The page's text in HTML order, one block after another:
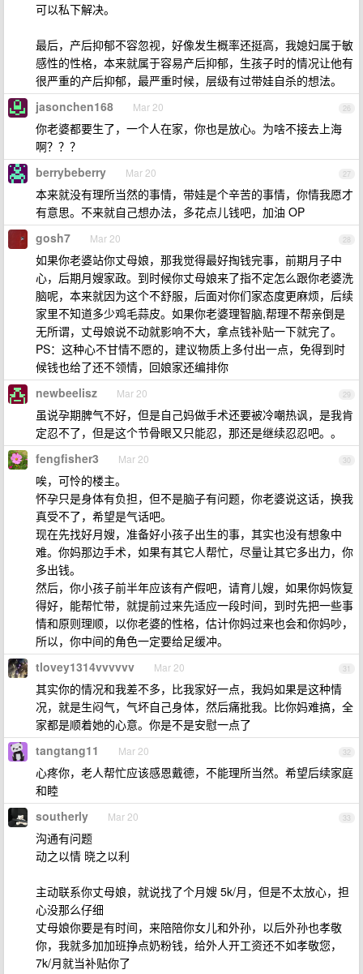
可以私下解决。
最后，产后抑郁不容忽视，好像发生概率还挺高，我媳妇属于敏
感性的性格，本来就属于容易产后抑郁，生孩子时的情况让他有
很严重的产后抑郁，最严重时候，层级有过带娃自杀的想法。
26
jasonchen168 Mar 20
你老婆都要生了，一个人在家，你也是放心。为啥不接去上海
啊？？？
27
berrybeberry Mar 20
本来就没有理所当然的事情，带娃是个辛苦的事情，你情我愿才
有意思。不来就自己想办法，多花点儿钱吧，加油 OP
28
gosh7 Mar 20
如果你老婆站你丈母娘，那我觉得最好掏钱完事，前期月子中
心，后期月嫂家政。到时候你丈母娘来了指不定怎么跟你老婆洗
脑呢，本来就因为这个不舒服，后面对你们家态度更麻烦，后续
家里不知道多少鸡毛蒜皮。如果你老婆理智脑,帮理不帮亲倒是
无所谓，丈母娘说不动就影响不大，拿点钱补贴一下就完了。
PS：这种心不甘情不愿的，建议物质上多付出一点，免得到时
候钱也给了还不领情，回娘家还编排你
29
newbeelisz Mar 20
虽说孕期脾气不好，但是自己妈做手术还要被冷嘲热讽，是我肯
定忍不了，但是这个节骨眼又只能忍，那还是继续忍忍吧。。
30
fengfisher3 Mar 20
唉，可怜的楼主。
怀孕只是身体有负担，但不是脑子有问题，你老婆说这话，换我
真受不了，希望是气话吧。
现在先找好月嫂，准备好小孩子出生的事，其实也没有想象中
难。你妈那边手术，如果有其它人帮忙，尽量让其它多出力，你
多出钱。
然后，你小孩子前半年应该有产假吧，请育儿嫂，如果你妈恢复
得好，能帮忙带，就提前过来先适应一段时间，到时先把一些事
情和原则理顺，以你老婆的性格，估计你妈过来也会和你妈吵，
所以，你中间的角色一定要给足缓冲。
31
tlovey1314vvvvvv Mar 20
其实你的情况和我差不多，比我家好一点，我妈如果是这种情
况，就是生闷气，气坏自己身体，然后痛批我。比你妈难搞，全
家都是顺着她的心意。你是不是安慰一点了
32
tangtang11 Mar 20
心疼你，老人帮忙应该感恩戴德，不能理所当然。希望后续家庭
和睦
33
southerly Mar 20
沟通有问题
动之以情 晓之以利
主动联系你丈母娘，就说找了个月嫂 5k/月，但是不太放心，担
心没那么仔细
丈母娘你要是有时间，来陪陪你女儿和外孙，以后外孙也孝敬
你，我就多加加班挣点奶粉钱，给外人开工资还不如孝敬您，
7k/月就当补贴你了